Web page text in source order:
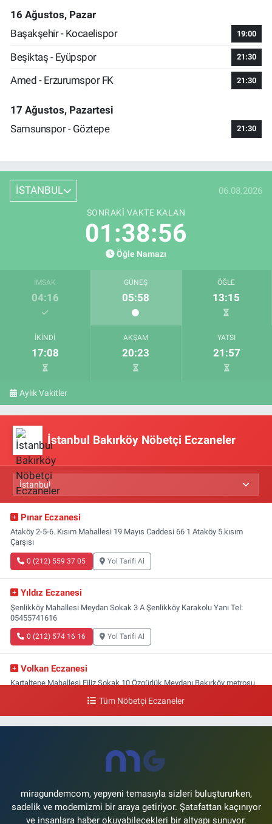
16 Ağustos, Pazar
Başakşehir - Kocaelispor
19:00
Beşiktaş - Eyüpspor 21:30
Amed - Erzurumspor FK 21:30
17 Ağustos, Pazartesi
Samsunspor - Göztepe
21:30
İSTANBUL 06.08.2026
SONRAKI VAKTE KALAN
01:38:56
Öğle Namazı
İMSAK
04:16
GÜNEŞ
05:58
ÖĞLE
13:15
İKINDI
17:08
AKŞAM
20:23
YATSI
21:57
Aylık Vakitler
İstanbul Bakırköy Nöbetçi Eczaneler
Pınar Eczanesi
Ataköy 2-5-6. Kısım Mahallesi 19 Mayıs Caddesi 66 1 Ataköy 5.kısım
Çarşısı
0 (212) 559 37 05 Yol Tarifi Al
Yıldız Eczanesi
Şenlikköy Mahallesi Meydan Sokak 3 A Şenlikköy Karakolu Yanı Tel:
05455741616
0 (212) 574 16 16 Yol Tarifi Al
Volkan Eczanesi
Kartaltepe Mahallesi Filiz Sokak 10 Özgürlük Meydanı,Bakırköy metrosu
Yeşilköy Mahallesi Doğruyol Sokak 7 A Dürümcü Baba'nın Bir Alt
0 (212) 663 11 97
Tüm Nöbetçi Eczaneler
miragundemcom, yepyeni temasıyla sizleri buluştururken,
sadelik ve modernizmi bir araya getiriyor. Şatafattan kaçınıyor
ve insanlara haber okuyabilecekleri bir altyapı sunuyor.